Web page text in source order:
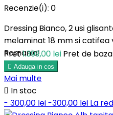
Recenzie(i): 0
Dressing Bianco, 2 usi
melaminat 18 mm si
Romania!
Pret1.399,00 lei Pret de baza
 Adauga in cos
Mai multe
 In stoc
- 300,00 lei -300,00 lei La